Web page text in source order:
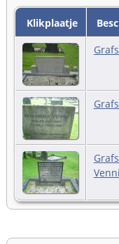
Klikplaatje